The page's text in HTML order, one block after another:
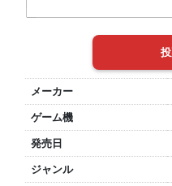
メーカー
ゲーム機
発売日
ジャンル